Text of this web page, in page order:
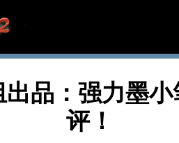
出品：强力墨小
评！